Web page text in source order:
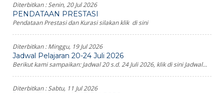
Diterbitkan :Senin, 20 Jul 2026
PENDATAAN PRESTASI
Pendataan Prestasi dan Kurasi silakan klik di sini
Diterbitkan :Minggu, 19 Jul 2026
Jadwal Pelajaran 20-24 Juli 2026
Berikut kami sampaikan: Jadwal 20 s.d. 24 Juli 2026, klik di sini Jadwal...
Diterbitkan :Sabtu, 11 Jul 2026